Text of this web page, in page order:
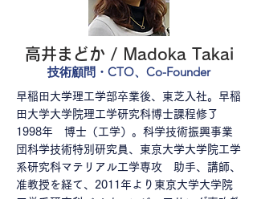
高井まどか / Madoka Takai
技術顧問・CTO、Co-Founder
早稲田大学理工学部卒業後、東芝入社。早稲
田大学大学院理工学研究科博士課程修了
1998年 博士（工学）。科学技術振興事業
団科学技術特別研究員、東京大学大学院工学
系研究科マテリアル工学専攻 助手、講師、
准教授を経て、2011年より東京大学大学院